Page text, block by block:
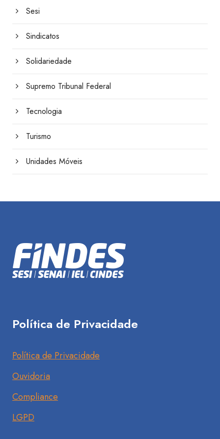
Sesi
Sindicatos
Solidariedade
Supremo Tribunal Federal
Tecnologia
Turismo
Unidades Móveis
Política de Privacidade
Política de Privacidade
Ouvidoria
Compliance
LGPD